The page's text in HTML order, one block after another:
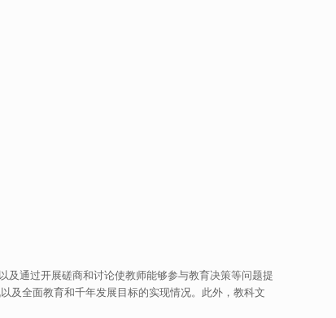
及通过开展磋商和讨论使教师能够参与教育决策等问题提
及全面教育和千年发展目标的实现情况。此外，教科文